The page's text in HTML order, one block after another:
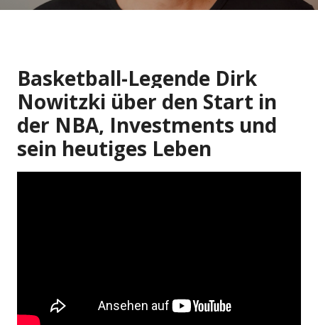
Basketball-Legende Dirk
Nowitzki über den Start in
der NBA, Investments und
sein heutiges Leben